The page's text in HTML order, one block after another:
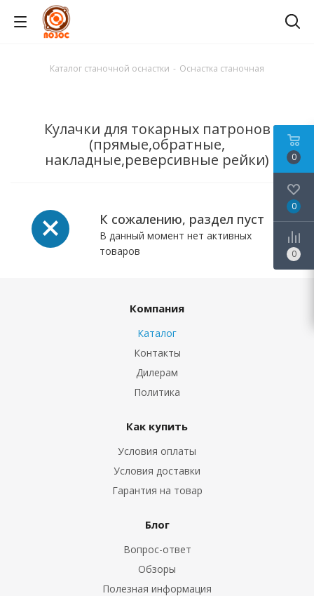
Каталог станочной оснастки - Оснастка станочная
Кулачки для токарных патронов
(прямые,обратные,
накладные,реверсивные рейки)
К сожалению, раздел пуст
В данный момент нет активных
товаров
Компания
Каталог
Контакты
Дилерам
Политика
Как купить
Условия оплаты
Условия доставки
Гарантия на товар
Блог
Вопрос-ответ
Обзоры
Полезная информация
0
0
0